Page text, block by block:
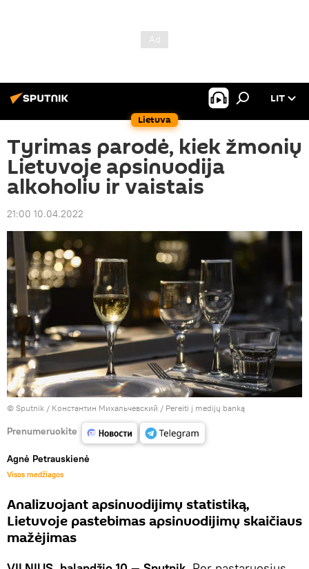
Lietuva
LIT
Tyrimas parodė, kiek žmonių
Lietuvoje apsinuodija
alkoholiu ir vaistais
21:00 10.04.2022
© Sputnik / Константин Михальчевский / Pereiti į medijų banką
Prenumeruokite
Agnė Petrauskienė
Visos medžiagos
Analizuojant apsinuodijimų statistiką,
Lietuvoje pastebimas apsinuodijimų skaičiaus
mažėjimas